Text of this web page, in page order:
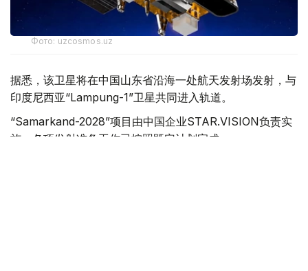
Фото: uzcosmos.uz
据悉，该卫星将在中国山东省沿海一处航天发射场发射，与
印度尼西亚“Lampung-1”卫星共同进入轨道。
“Samarkand-2028”项目由中国企业STAR.VISION负责实
施，各项发射准备工作已按照既定计划完成。